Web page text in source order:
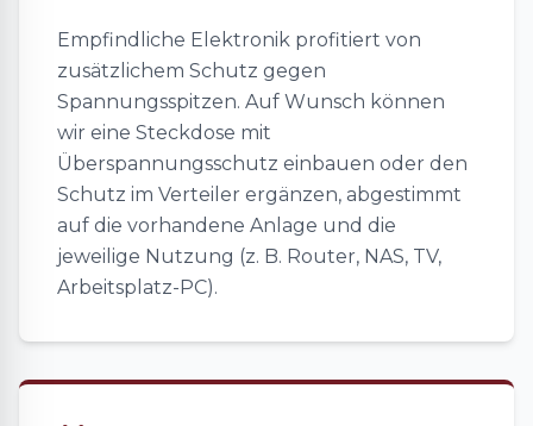
Empfindliche Elektronik profitiert von
zusätzlichem Schutz gegen
Spannungsspitzen. Auf Wunsch können
wir eine Steckdose mit
Überspannungsschutz einbauen oder den
Schutz im Verteiler ergänzen, abgestimmt
auf die vorhandene Anlage und die
jeweilige Nutzung (z. B. Router, NAS, TV,
Arbeitsplatz-PC).